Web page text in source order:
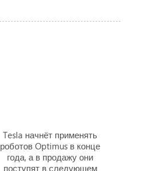
Tesla начнёт применять
роботов Optimus в конце
года, а в продажу они
поступят в следующем